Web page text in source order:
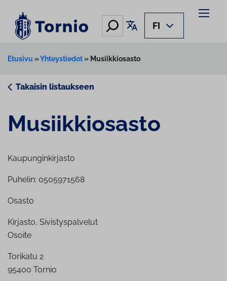
sisältöön
Hae Käännä sivu
FI
Etusivu »Yhteystiedot» Musiikkiosasto
Takaisin listaukseen
Musiik­kio­sas­to
Kaupunginkirjasto
Puhelin: 0505971568
Osasto
Kirjasto, Sivistyspalvelut
Osoite
Torikatu 2
95400 Tornio